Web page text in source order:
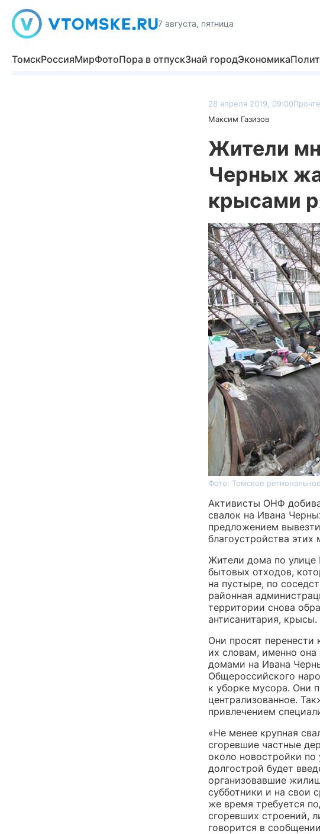
7 августа, пятница
ТомскРоссияМирФотоПора в отпускЗнай городЭкономика
28 апреля 2019, 09:00
Максим Газизов
Жители
Черных
крысами
Фото: Томское
Активисты ОНФ
свалок на Ивана
предложением
благоустройства этих
Жители дома по улице
бытовых отходов,
на пустыре, по
районная
территории снова
антисанитария, крысы.
Они просят перенести
их словам, именно она
домами на Ивана
Общероссийского
к уборке мусора. Они
централизованное.
привлечением
«Не менее крупная
сгоревшие частные
около новостройки
долгострой будет
организовавшие
субботники и на свои
же время требуется
сгоревших строений,
говорится в